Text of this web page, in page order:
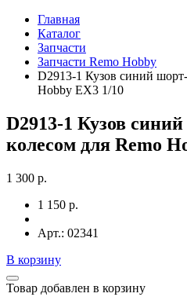
Главная
Каталог
Запчасти
Запчасти Remo Hobby
D2913-1 Кузов синий
Hobby EX3 1/10
D2913-1 Кузов
колесом для Remo
1 300 р.
1 150 р.
Арт.: 02341
В корзину
Товар добавлен в корзину